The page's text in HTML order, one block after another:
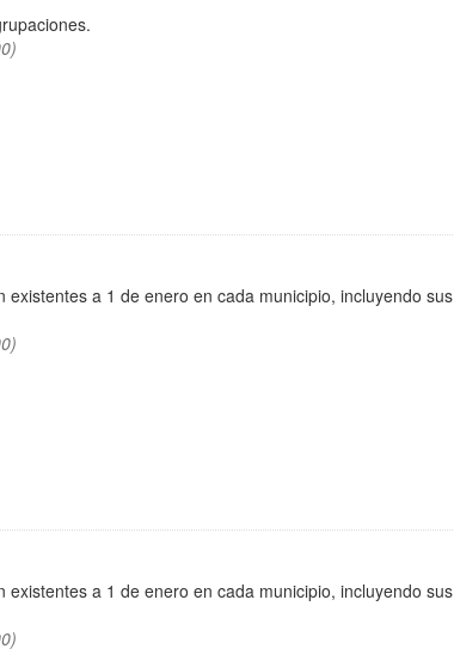
a 1 de enero en cada municipio, incluyendo sus
a 1 de enero en cada municipio, incluyendo sus